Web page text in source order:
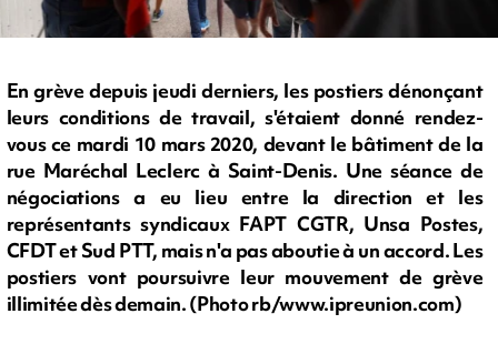
En grève depuis jeudi derniers, les postiers dénonçant
leurs conditions de travail, s'étaient donné rendez-
vous ce mardi 10 mars 2020, devant le bâtiment de la
rue Maréchal Leclerc à Saint-Denis. Une séance de
négociations a eu lieu entre la direction et les
représentants syndicaux FAPT CGTR, Unsa Postes,
CFDT et Sud PTT, mais n'a pas aboutie à un accord. Les
postiers vont poursuivre leur mouvement de grève
illimitée dès demain. (Photo rb/www.ipreunion.com)